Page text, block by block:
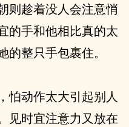
则趁着没人会注意悄
的手和他相比真的太
整只手包裹住。
怕动作太大引起别人
见时宜注意力又放在